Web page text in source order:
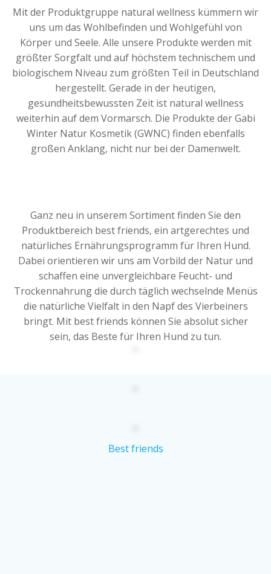
Mit der Produktgruppe natural wellness kümmern wir
uns um das Wohlbefinden und Wohlgefühl von
Körper und Seele. Alle unsere Produkte werden mit
größter Sorgfalt und auf höchstem technischem und
biologischem Niveau zum größten Teil in Deutschland
hergestellt. Gerade in der heutigen,
gesundheitsbewussten Zeit ist natural wellness
weiterhin auf dem Vormarsch. Die Produkte der Gabi
Winter Natur Kosmetik (GWNC) finden ebenfalls
großen Anklang, nicht nur bei der Damenwelt.
Ganz neu in unserem Sortiment finden Sie den
Produktbereich best friends, ein artgerechtes und
natürliches Ernährungsprogramm für Ihren Hund.
Dabei orientieren wir uns am Vorbild der Natur und
schaffen eine unvergleichbare Feucht- und
Trockennahrung die durch täglich wechselnde Menüs
die natürliche Vielfalt in den Napf des Vierbeiners
bringt. Mit best friends können Sie absolut sicher
sein, das Beste für Ihren Hund zu tun.
Best friends